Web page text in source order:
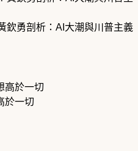
欽勇剖析：AI大潮與川普主義
於一切